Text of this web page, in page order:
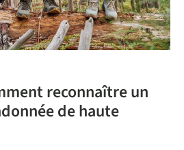
reconnaître un
de haute